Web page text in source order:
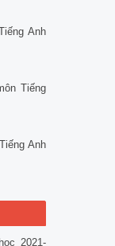
Anh
Tiếng
Anh
2021-